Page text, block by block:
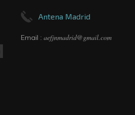
Antena Madrid
Email : aefjnmadrid@gmail.com